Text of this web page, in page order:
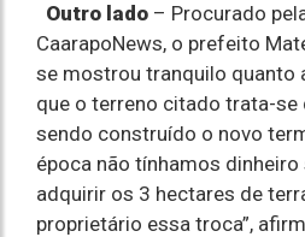
Outro lado – Procurado
CaarapoNews, o prefeito
se mostrou tranquilo quanto
que o terreno citado trata-se
sendo construído o novo
época não tínhamos
adquirir os 3 hectares de
proprietário essa troca”,